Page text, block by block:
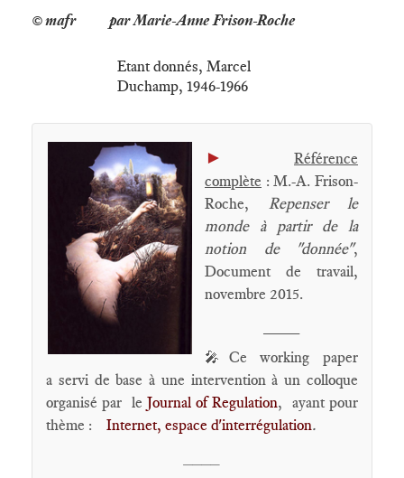
par Marie-Anne Frison-Roche
Etant donnés, Marcel
Duchamp, 1946-1966
►
Référence
complète : M.-A. Frison-
Roche, Repenser le
monde à partir de la
notion de "donnée",
Document de travail,
novembre 2015.
🎤 Ce working paper
a servi de base à une intervention à un colloque
organisé par le Journal of Regulation, ayant pour
thème : Internet, espace d'interrégulation.